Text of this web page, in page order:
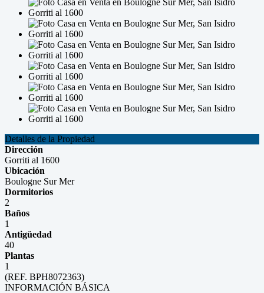
Detalles de la Propiedad
Dirección
Gorriti al 1600
Ubicación
Boulogne Sur Mer
Dormitorios
2
Baños
1
Antigüedad
40
Plantas
1
(REF. BPH8072363)
INFORMACIÓN BÁSICA